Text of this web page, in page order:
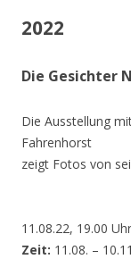
2022
Die Gesichter
Die Ausstellung
Fahrenhorst
zeigt Fotos von
11.08.22, 19.00 Uhr
Zeit: 11.08. –